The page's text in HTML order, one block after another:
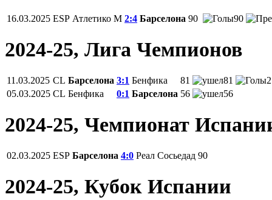
16.03.2025 ESP Атлетико М 2:4 Барселона 90 90
2024-25, Лига Чемпионов
11.03.2025 CL Барселона 3:1 Бенфика 81 81
05.03.2025 CL Бенфика 0:1 Барселона 56 56
2024-25, Чемпионат
02.03.2025 ESP Барселона 4:0 Реал Сосьедад 90
2024-25, Кубок Испании